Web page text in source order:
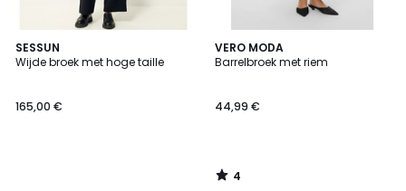
SESSUN
Wijde broek met hoge taille
165,00 €
VERO MODA
Barrelbroek met riem
44,99 €
4
/
4
/